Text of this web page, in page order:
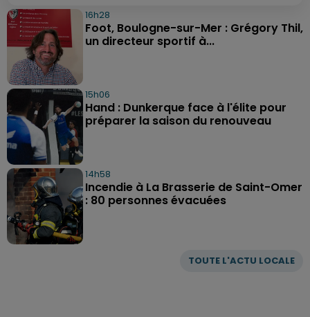
TOUTE L'ACTU LOCALE
16h28
Foot, Boulogne-sur-Mer : Grégory Thil,
un directeur sportif à...
15h06
Hand : Dunkerque face à l'élite pour
préparer la saison du renouveau
14h58
Incendie à La Brasserie de Saint-Omer
: 80 personnes évacuées